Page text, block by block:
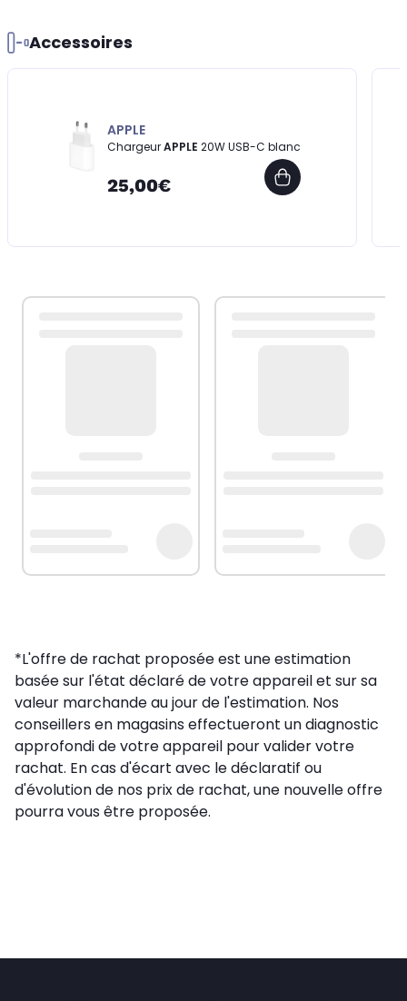
Accessoires
APPLE
ChargeurAPPLE 20W USB-C blanc
25,00€
*L'offre de rachat proposée est une estimation
basée sur l'état déclaré de votre appareil et sur sa
valeur marchande au jour de l'estimation. Nos
conseillers en magasins effectueront un diagnostic
approfondi de votre appareil pour valider votre
rachat. En cas d'écart avec le déclaratif ou
d'évolution de nos prix de rachat, une nouvelle offre
pourra vous être proposée.